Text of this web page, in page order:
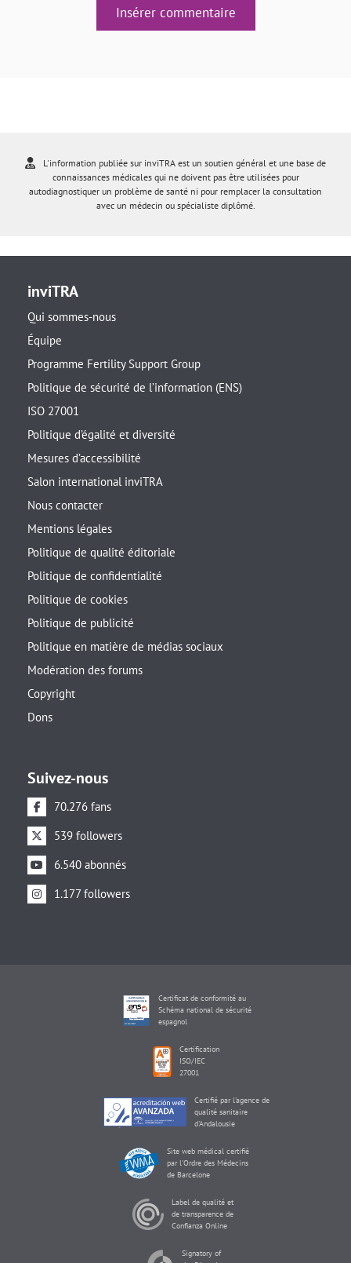
Insérer commentaire
L'information publiée sur inviTRA est un soutien général et une base de
connaissances médicales qui ne doivent pas être utilisées pour
autodiagnostiquer un problème de santé ni pour remplacer la consultation
avec un médecin ou spécialiste diplômé.
inviTRA
Qui sommes-nous
Équipe
Programme Fertility Support Group
Politique de sécurité de l’information (ENS)
ISO 27001
Politique d’égalité et diversité
Mesures d’accessibilité
Salon international inviTRA
Nous contacter
Mentions légales
Politique de qualité éditoriale
Politique de confidentialité
Politique de cookies
Politique de publicité
Politique en matière de médias sociaux
Modération des forums
Copyright
Dons
Suivez-nous
70.276 fans
539 followers
6.540 abonnés
1.177 followers
Certificat de conformité au
Schéma national de sécurité
espagnol
Certification
ISO/IEC
27001
Certifié par l'agence de
qualité sanitaire
d'Andalousie
Site web médical certifié
par l'Ordre des Médecins
de Barcelone
Label de qualité et
de transparence de
Confianza Online
Signatory of